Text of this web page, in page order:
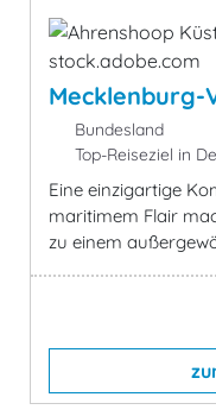
Mecklenburg-
Bundesland
Top-Reiseziel in
Eine einzigartige
maritimem Flair
zu einem